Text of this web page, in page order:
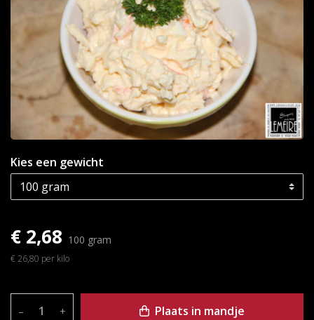
Kies een gewicht
€ 2,68 100 gram
€ 26,80 per kilo
– + Plaats in mandje